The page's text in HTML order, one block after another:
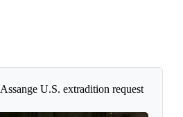
Assange U.S. extradition request